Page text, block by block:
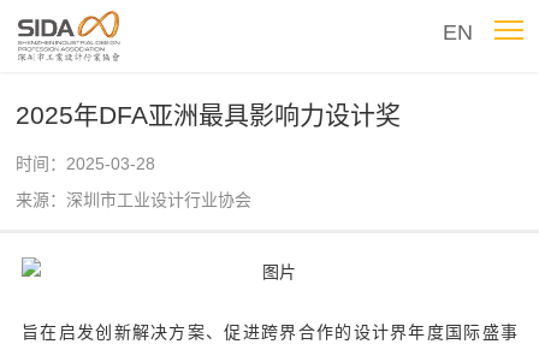
EN
2025年DFA亚洲最具影响力设计奖
时间：2025-03-28
来源：深圳市工业设计行业协会
旨在启发创新解决方案、促进跨界合作的设计界年度国际盛事